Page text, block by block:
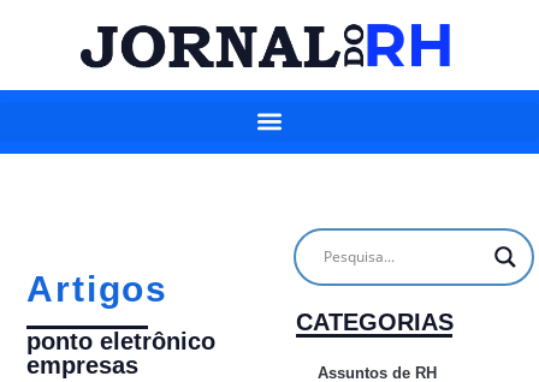
Artigos
ponto eletrônico
empresas
CATEGORIAS
Assuntos de RH